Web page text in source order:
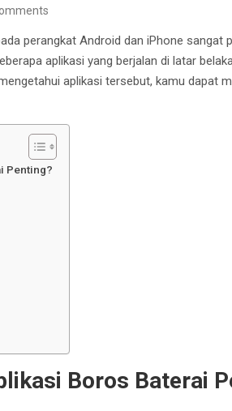
perangkat Android dan iPhone sangat
aplikasi yang berjalan di latar
aplikasi tersebut, kamu dapat
Penting?
Boros Baterai